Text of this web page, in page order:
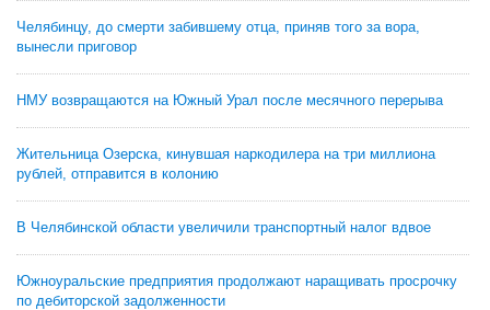
Челябинцу, до смерти забившему отца, приняв того за вора,
вынесли приговор
НМУ возвращаются на Южный Урал после месячного перерыва
Жительница Озерска, кинувшая наркодилера на три миллиона
рублей, отправится в колонию
В Челябинской области увеличили транспортный налог вдвое
Южноуральские предприятия продолжают наращивать просрочку
по дебиторской задолженности